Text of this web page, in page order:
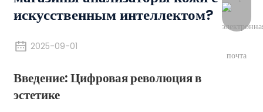
искусственным интеллектом?
2025-09-01
Введение: Цифровая революция в
эстетике